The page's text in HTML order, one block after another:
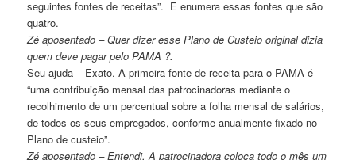
seguintes fontes de receitas”. E enumera essas fontes que são
quatro.
Zé aposentado – Quer dizer esse Plano de Custeio original dizia
quem deve pagar pelo PAMA ?.
Seu ajuda – Exato. A primeira fonte de receita para o PAMA é
“uma contribuição mensal das patrocinadoras mediante o
recolhimento de um percentual sobre a folha mensal de salários,
de todos os seus empregados, conforme anualmente fixado no
Plano de custeio”.
Zé aposentado – Entendi. A patrocinadora coloca todo o mês um